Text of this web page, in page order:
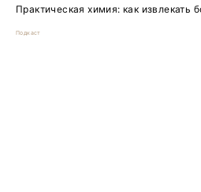
Практическая химия: как извлекать
Подкаст